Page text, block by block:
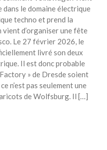
le domaine électrique
techno et prend la
d’organiser une fête
Le 27 février 2026, le
livré son deux
Il est donc probable
» de Dresde soient
n’est pas seulement une
de Wolfsburg. Il […]